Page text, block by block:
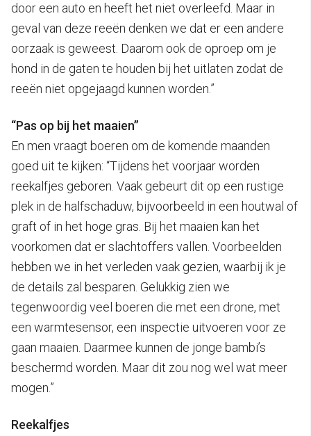
door een auto en heeft het niet overleefd. Maar in
geval van deze reeën denken we dat er een andere
oorzaak is geweest. Daarom ook de oproep om je
hond in de gaten te houden bij het uitlaten zodat de
reeën niet opgejaagd kunnen worden.”
“Pas op bij het maaien”
En men vraagt boeren om de komende maanden
goed uit te kijken: “Tijdens het voorjaar worden
reekalfjes geboren. Vaak gebeurt dit op een rustige
plek in de halfschaduw, bijvoorbeeld in een houtwal of
graft of in het hoge gras. Bij het maaien kan het
voorkomen dat er slachtoffers vallen. Voorbeelden
hebben we in het verleden vaak gezien, waarbij ik je
de details zal besparen. Gelukkig zien we
tegenwoordig veel boeren die met een drone, met
een warmtesensor, een inspectie uitvoeren voor ze
gaan maaien. Daarmee kunnen de jonge bambi’s
beschermd worden. Maar dit zou nog wel wat meer
mogen.”
Reekalfjes